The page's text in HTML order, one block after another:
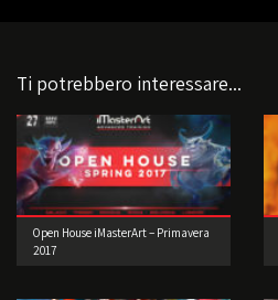
Ti potrebbero interessare...
Open House iMasterArt – Primavera
2017